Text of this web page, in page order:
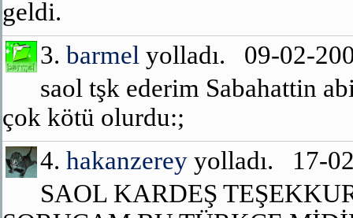
geldi.
3. barmel yolladı. 09-02-
saol tşk ederim Sabahattin
çok kötü olurdu:;
4. hakanzerey yolladı. 17-
SAOL KARDEŞ